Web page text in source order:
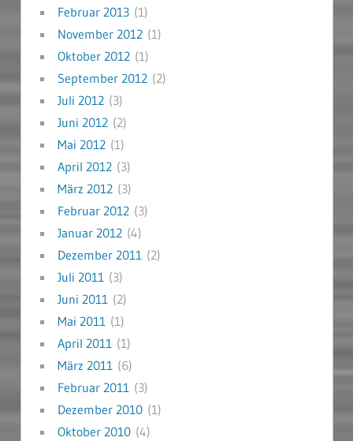
Februar 2013(1)
November 2012(1)
Oktober 2012(1)
September 2012(2)
Juli 2012(3)
Juni 2012(2)
Mai 2012(1)
April 2012(3)
März 2012(3)
Februar 2012(3)
Januar 2012(4)
Dezember 2011(2)
Juli 2011(3)
Juni 2011(2)
Mai 2011(1)
April 2011(1)
März 2011(6)
Februar 2011(3)
Dezember 2010(1)
Oktober 2010(4)